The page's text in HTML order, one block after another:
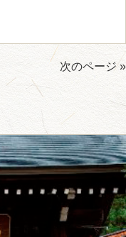
次のページ »